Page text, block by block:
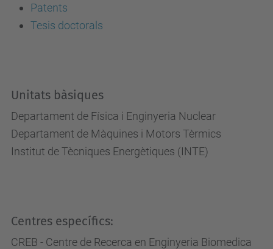
Patents
Tesis doctorals
Unitats bàsiques
Departament de Física i Enginyeria Nuclear
Departament de Màquines i Motors Tèrmics
Institut de Tècniques Energètiques (INTE)
Centres específics:
CREB - Centre de Recerca en Enginyeria Biomedica